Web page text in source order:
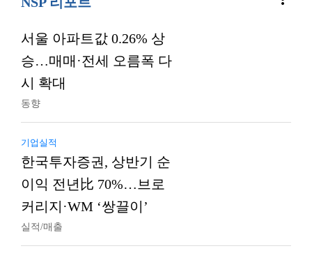
서울 아파트값 0.26% 상
승…매매·전세 오름폭 다
시 확대
동향
기업실적
한국투자증권, 상반기 순
이익 전년比 70%…브로
커리지·WM ‘쌍끌이’
실적/매출